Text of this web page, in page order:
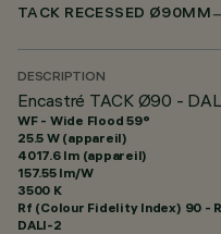
TACK RECESSED Ø90MM
DESCRIPTION
Encastré TACK Ø90 -
WF - Wide Flood 59°
25.5 W (appareil)
4017.6 lm (appareil)
157.55 lm/W
3500 K
Rf (Colour Fidelity Index) 90 -
DALI-2